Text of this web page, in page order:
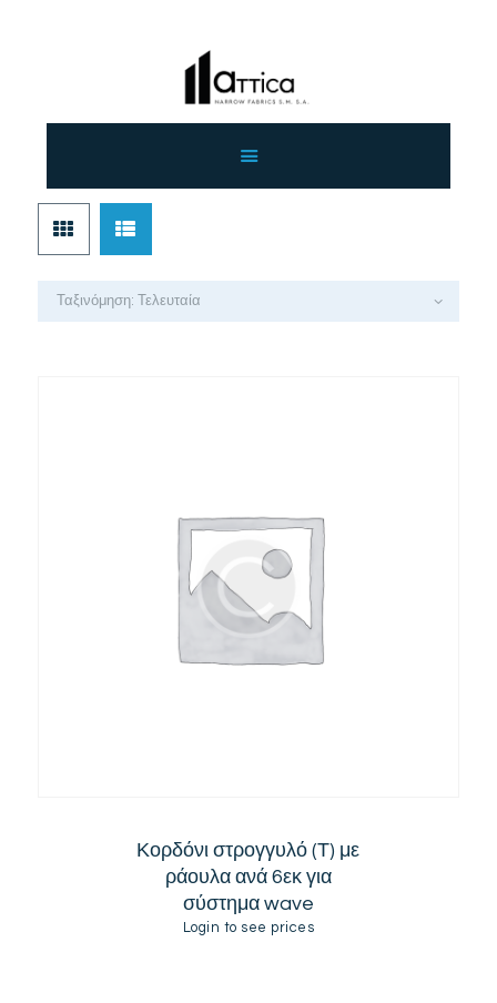
ΕΠΙΚΟΙΝΩΝΙΑ
ΕΛΛΗΝΙΚΆ
Κορδόνι στρογγυλό (Τ) με
ράουλα ανά 6εκ για
σύστημα wave
Login to see prices